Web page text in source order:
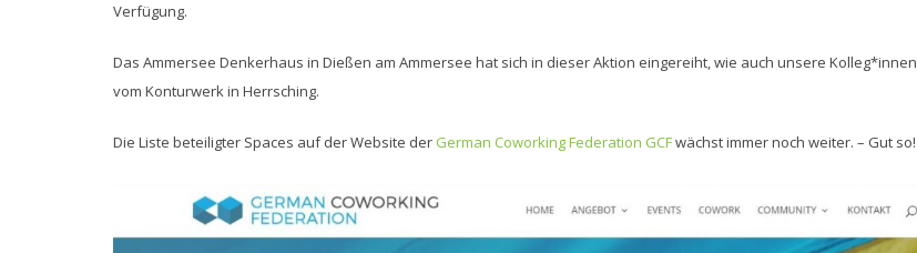
Verfügung.
Das Ammersee Denkerhaus in Dießen am Ammersee hat sich in dieser Aktion eingereiht, wie auch unsere Kolleg*innen
vom Konturwerk in Herrsching.
Die Liste beteiligter Spaces auf der Website der German Coworking Federation GCFwächst immer noch weiter. – Gut so!